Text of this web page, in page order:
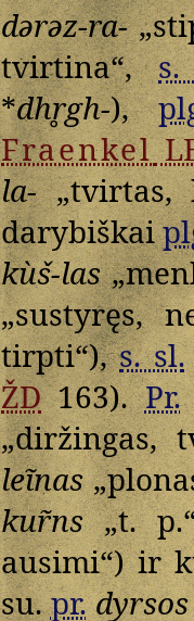
dərəz-ra-
tvirtina“,
*dhr̥gh-),
Fraenkel
la-„tvirtas,
darybiškai
kùš-las
„sustyręs,
tirpti“),s. sl.
ŽD163).Pr.
„diržingas,
leĩnas
kur̃ns„t.
ausimi“) ir
su.pr. dyrsos